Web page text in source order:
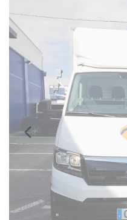
Previous